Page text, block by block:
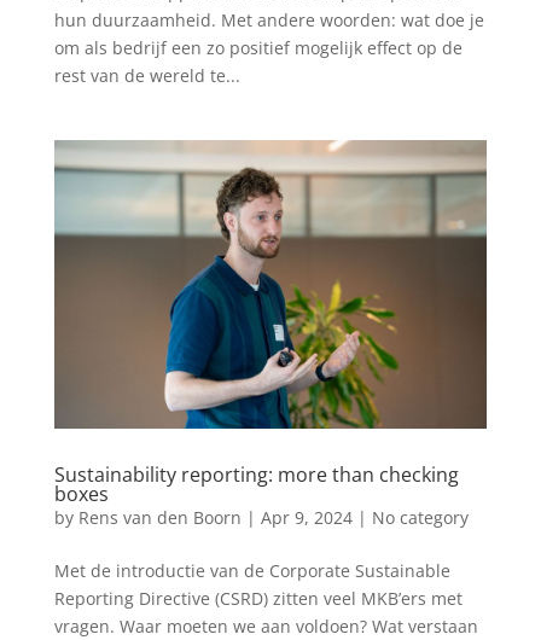
hun duurzaamheid. Met andere woorden: wat doe je
om als bedrijf een zo positief mogelijk effect op de
rest van de wereld te...
Sustainability reporting: more than checking
boxes
by Rens van den Boorn | Apr 9, 2024| No category
Met de introductie van de Corporate Sustainable
Reporting Directive (CSRD) zitten veel MKB’ers met
vragen. Waar moeten we aan voldoen? Wat verstaan